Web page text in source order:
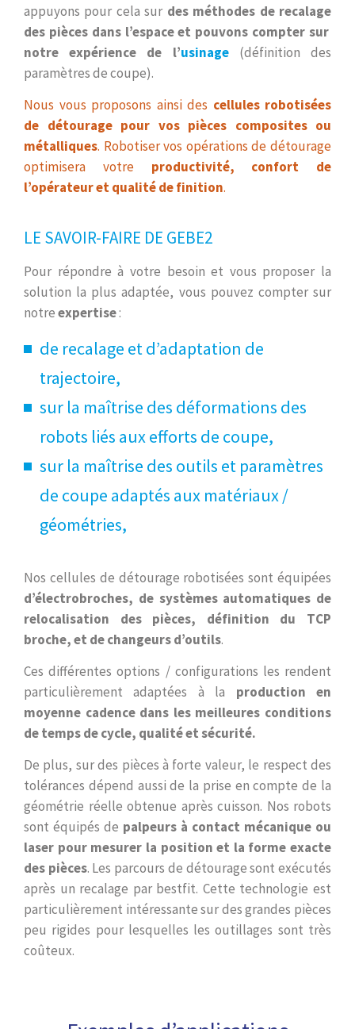
appuyons pour cela surdes méthodes de recalage
des pièces dans l’espace et pouvons compter sur
notre expérience de l’usinage
(définition des
paramètres de coupe).
Nous vous proposons ainsi des cellules robotisées
de détourage pour vos pièces composites ou
métalliques. Robotiser vos opérations de détourage
optimisera votreproductivité, confort de
l’opérateur et qualité de finition.
LE SAVOIR-FAIRE DE GEBE2
Pour répondre à votre besoin et vous proposer la
solution la plus adaptée, vous pouvez compter sur
notreexpertise:
de recalage et d’adaptation de
trajectoire,
sur la maîtrise des déformations des
robots liés aux efforts de coupe,
sur la maîtrise des outils et paramètres
de coupe adaptés aux matériaux /
géométries,
Nos cellules de détourage robotisées sont équipées
d’électrobroches, de systèmes automatiques de
relocalisation des pièces, définition du TCP
broche, et de changeurs d’outils.
Ces différentes options / configurations les rendent
particulièrement adaptées à la production en
moyenne cadence dans les meilleures conditions
de temps de cycle, qualité et sécurité.
De plus, sur des pièces à forte valeur, le respect des
tolérances dépend aussi de la prise en compte de la
géométrie réelle obtenue après cuisson. Nos robots
sont équipés de palpeurs à contact mécanique ou
laser pour mesurer la position et la forme exacte
des pièces. Les parcours de détourage sont exécutés
après un recalage par bestfit. Cette technologie est
particulièrement intéressante sur des grandes pièces
peu rigides pour lesquelles les outillages sont très
coûteux.